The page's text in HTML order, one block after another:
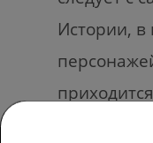
Истории, в